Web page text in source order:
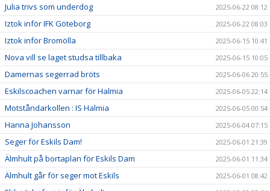
Julia trivs som underdog 2025-06-22 08:12
Iztok inför IFK Göteborg 2025-06-22 08:03
Iztok inför Bromölla 2025-06-15 10:41
Nova vill se laget studsa tillbaka 2025-06-15 10:05
Damernas segerrad bröts 2025-06-06 20:55
Eskilscoachen varnar för Halmia 2025-06-05 22:14
Motståndarkollen : IS Halmia 2025-06-05 00:54
Hanna Johansson 2025-06-04 07:15
Seger för Eskils Dam! 2025-06-01 21:39
Älmhult på bortaplan för Eskils Dam 2025-06-01 11:34
Älmhult går för seger mot Eskils 2025-06-01 08:42